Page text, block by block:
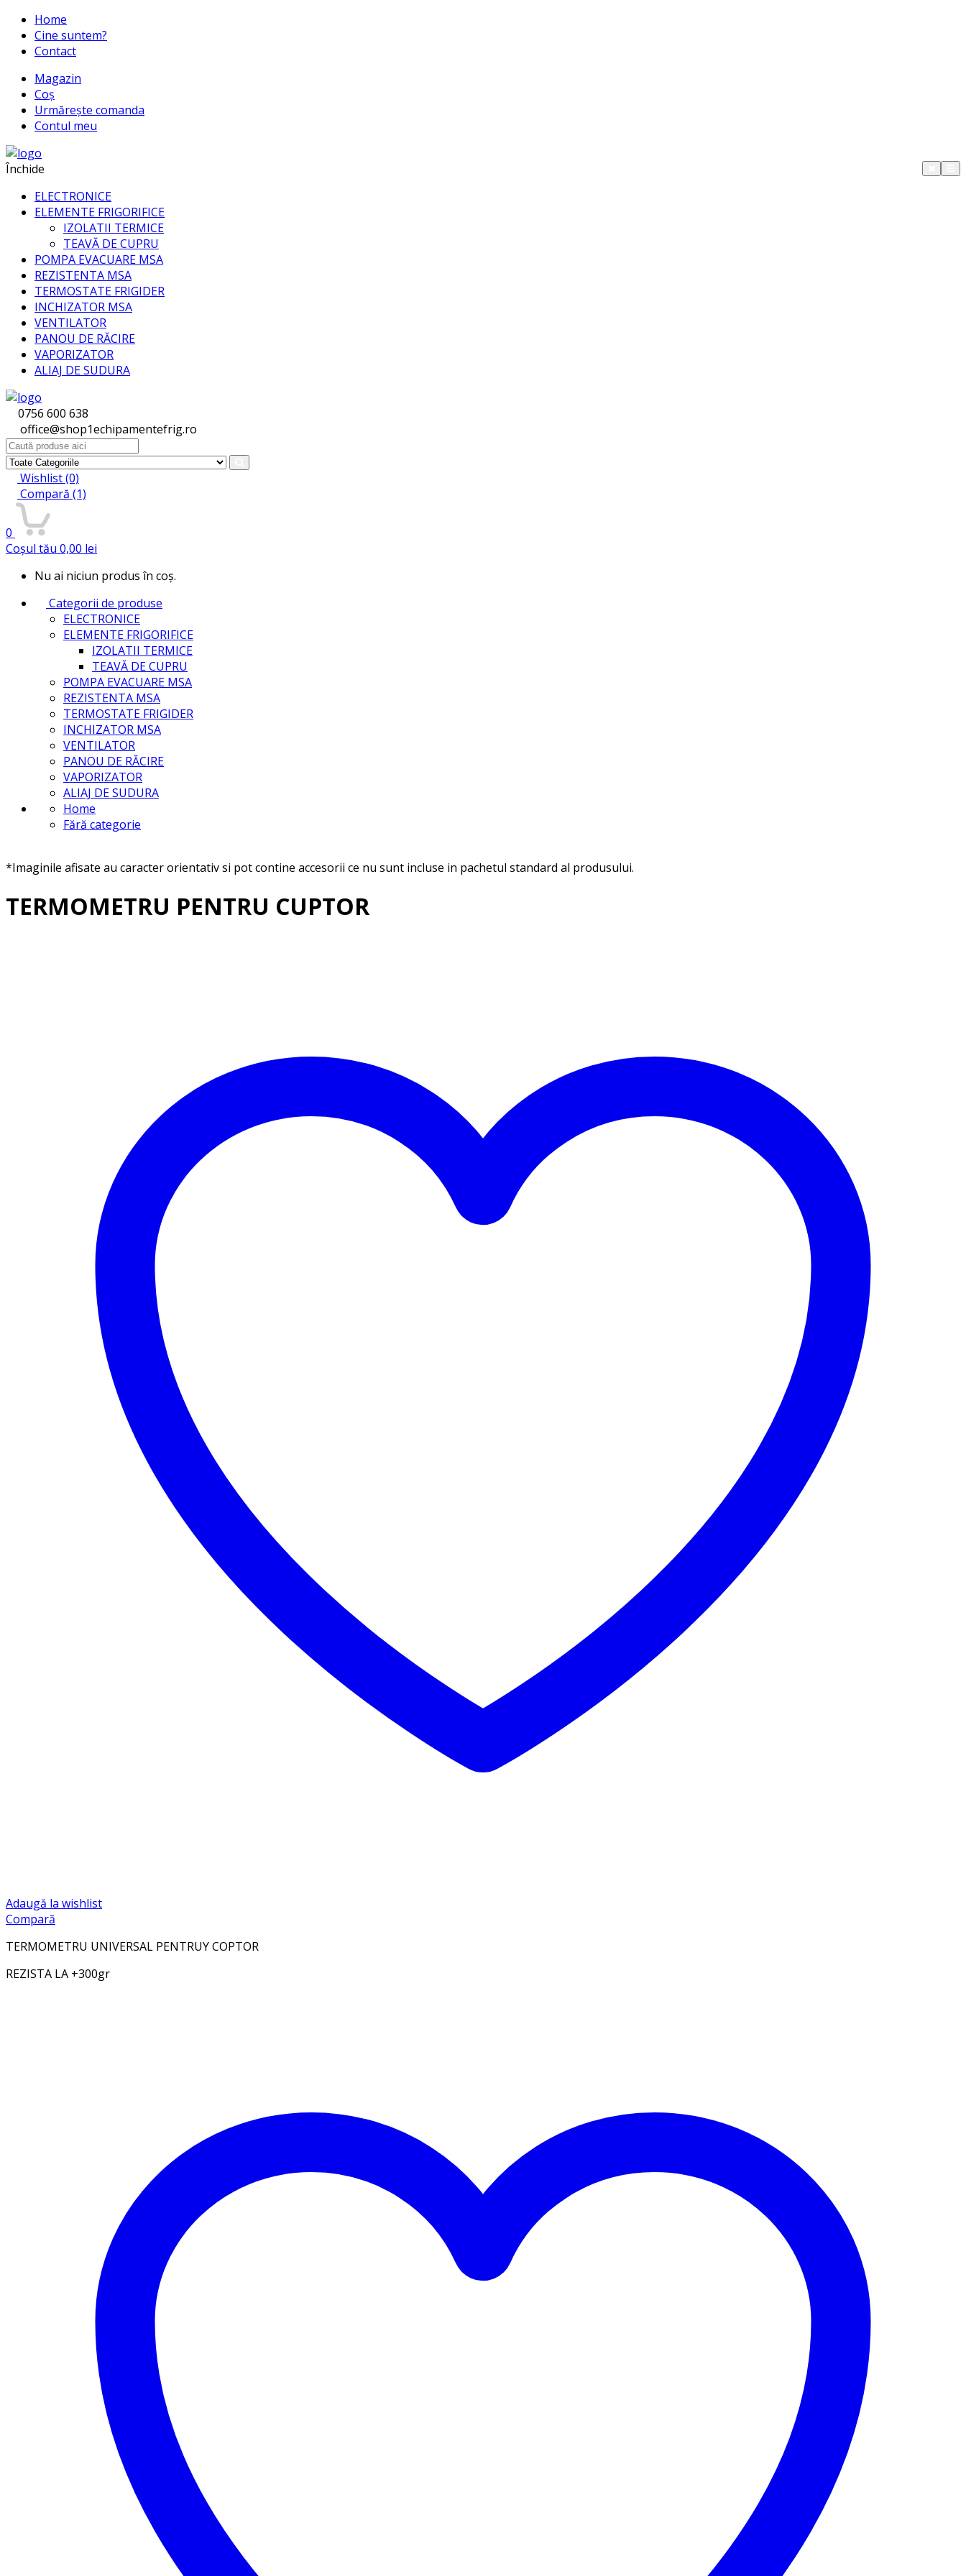
Home
Cine suntem?
Contact
Magazin
Coș
Urmărește comanda
Contul meu
Închide
ELECTRONICE
ELEMENTE FRIGORIFICE
IZOLATII TERMICE
TEAVĂ DE CUPRU
POMPA EVACUARE MSA
REZISTENTA MSA
TERMOSTATE FRIGIDER
INCHIZATOR MSA
VENTILATOR
PANOU DE RĂCIRE
VAPORIZATOR
ALIAJ DE SUDURA
0756 600 638
office@shop1echipamentefrig.ro
Search
for:
Wishlist(0)
Compară (1)
0
Coșul tău 0,00 lei
Nu ai niciun produs în coș.
Categorii de produse
ELECTRONICE
ELEMENTE FRIGORIFICE
IZOLATII TERMICE
TEAVĂ DE CUPRU
POMPA EVACUARE MSA
REZISTENTA MSA
TERMOSTATE FRIGIDER
INCHIZATOR MSA
VENTILATOR
PANOU DE RĂCIRE
VAPORIZATOR
ALIAJ DE SUDURA
Home
Fără categorie
*Imaginile afisate au caracter orientativ si pot contine accesorii ce nu sunt incluse in pachetul standard al produsului.
TERMOMETRU PENTRU CUPTOR
Adaugă la wishlist
Compară
TERMOMETRU UNIVERSAL PENTRUY COPTOR
REZISTA LA +300gr